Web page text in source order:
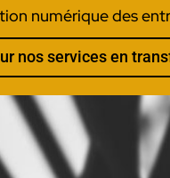
numérique des
nos services en